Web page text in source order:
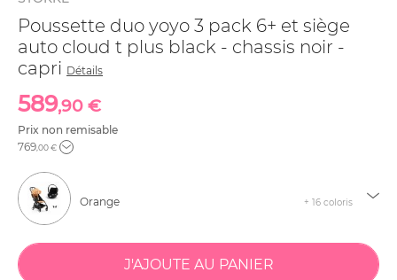
Poussette duo yoyo 3 pack 6+ et siège
auto cloud t plus black - chassis noir -
capri Détails
589,90 €
Prix non remisable
769,00 €
Orange + 16 coloris